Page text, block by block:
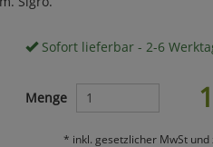
Sofort lieferbar - 2-6
Menge
* inkl. gesetzlicher MwSt und